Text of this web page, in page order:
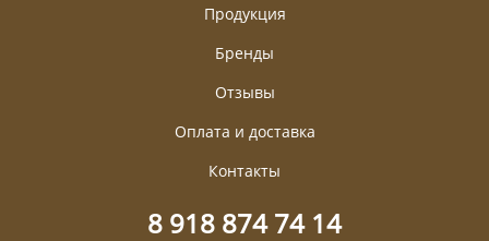
Продукция
Бренды
Отзывы
Оплата и доставка
Контакты
8 918 874 74 14